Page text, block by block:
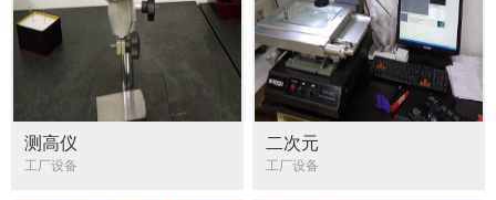
测高仪
工厂设备
二次元
工厂设备